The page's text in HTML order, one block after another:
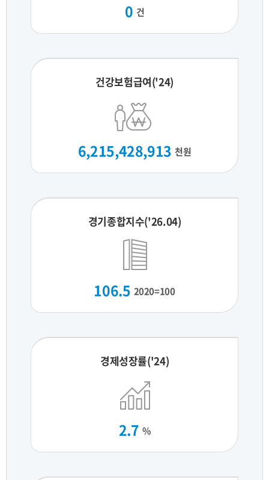
0 건
건강보험급여('24)
6,215,428,913 천원
경기종합지수('26.04)
106.5 2020=100
경제성장률('24)
2.7 %